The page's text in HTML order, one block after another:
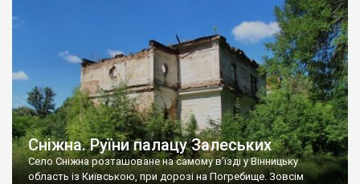
сіл. У селі є мурована Михайлівська церква. Точної дати […]
Сніжна. Руїни палацу Залеських
Село Сніжна розташоване на самому в’їзді у Вінницьку
область із Київською, при дорозі на Погребище. Зовсім